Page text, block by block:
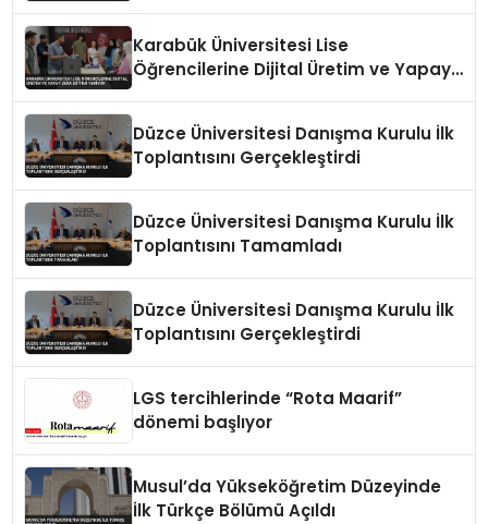
Karabük Üniversitesi Lise
Öğrencilerine Dijital Üretim ve Yapay
Düzce Üniversitesi Danışma Kurulu İlk
Toplantısını Gerçekleştirdi
Düzce Üniversitesi Danışma Kurulu İlk
Toplantısını Tamamladı
Düzce Üniversitesi Danışma Kurulu İlk
Toplantısını Gerçekleştirdi
LGS tercihlerinde “Rota Maarif”
dönemi başlıyor
Musul’da Yükseköğretim Düzeyinde
İlk Türkçe Bölümü Açıldı